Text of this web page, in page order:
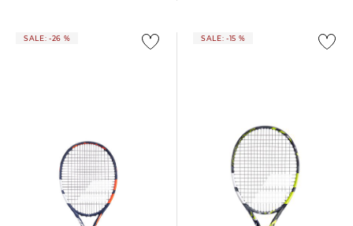
SALE: -26 % SALE: -15 %